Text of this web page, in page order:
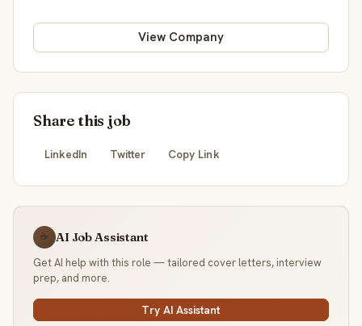
View Company
Share this job
LinkedIn Twitter Copy Link
☕ AI Job Assistant
Get AI help with this role — tailored cover letters, interview
prep, and more.
Try AI Assistant